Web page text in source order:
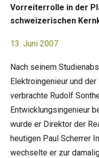
Vorreiterrolle in der
schweizerischen
13. Juni 2007
Nach seinem
Elektroingenieur und
verbrachte Rudolf
Entwicklungsingenieur
wurde er Direktor der
heutigen Paul Scherrer
wechselte er zur